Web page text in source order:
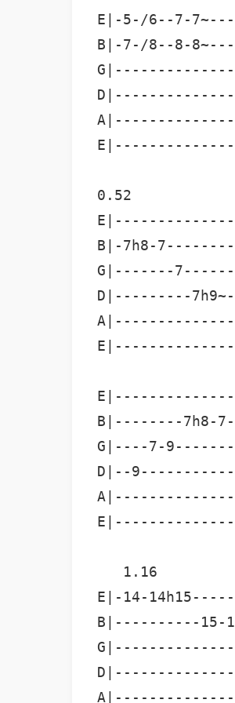
E|-5-/6--7-
B|-7-/8--8-8~---
0.52
B|-7h8-
G|-------
D|---------
B|--------7h8-
G|----7-
D|--
   1.16
E|-14-
B|----------15-